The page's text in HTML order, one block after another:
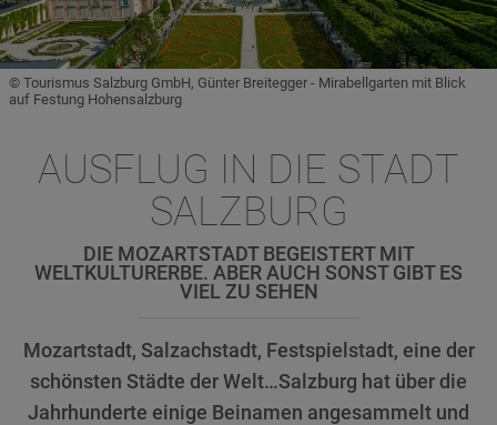
© Tourismus Salzburg GmbH, Günter Breitegger - Mirabellgarten mit Blick
auf Festung Hohensalzburg
AUSFLUG IN DIE STADT
SALZBURG
DIE MOZARTSTADT BEGEISTERT MIT
WELTKULTURERBE. ABER AUCH SONST GIBT ES
VIEL ZU SEHEN
Mozartstadt, Salzachstadt, Festspielstadt, eine der
schönsten Städte der Welt…Salzburg hat über die
Jahrhunderte einige Beinamen angesammelt und